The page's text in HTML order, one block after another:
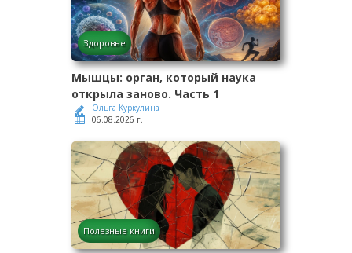
Здоровье
Мышцы: орган, который наука
открыла заново. Часть 1
Ольга Куркулина
06.08.2026 г.
Полезные книги